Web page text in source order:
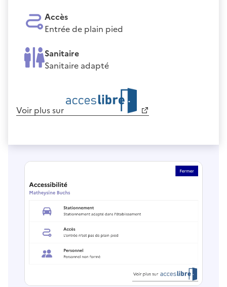
Accès
Entrée de plain pied
Sanitaire
Sanitaire adapté
Voir plus sur